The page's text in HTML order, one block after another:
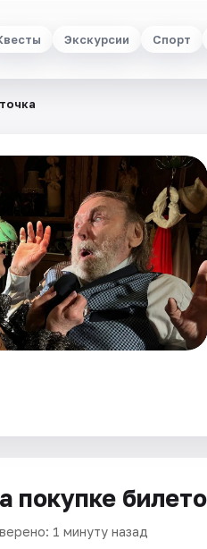
Экскурсии Спорт
покупке
1 минуту назад